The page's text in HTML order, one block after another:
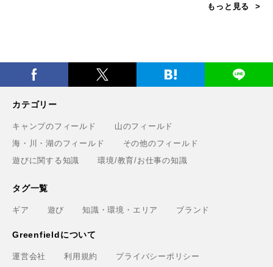
もっと見る
カテゴリー
キャンプのフィールド
山のフィールド
海・川・湖のフィールド
その他のフィールド
遊びに関する知識
環境/教育/お仕事の知識
タグ一覧
ギア 遊び 知識・環境・エリア ブランド
Greenfieldについて
運営会社 利用規約
プライバシーポリシー